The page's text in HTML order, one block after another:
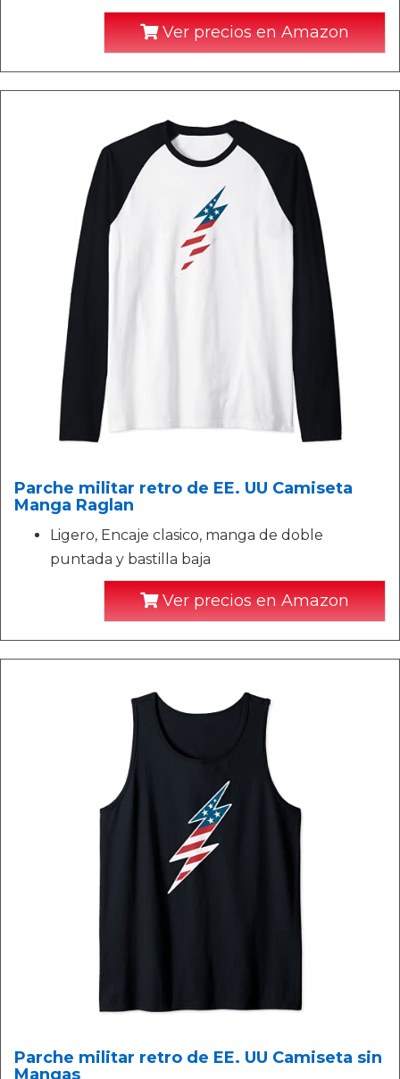
Ver precios en Amazon
Parche militar retro de EE. UU Camiseta
Manga Raglan
Ligero, Encaje clasico, manga de doble
puntada y bastilla baja
Ver precios en Amazon
Parche militar retro de EE. UU Camiseta sin
Mangas